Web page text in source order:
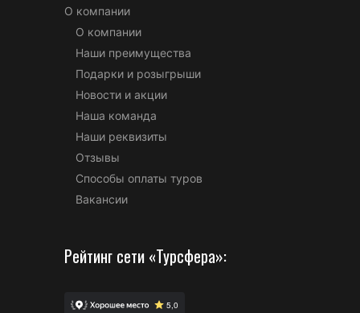
О компании
О компании
Наши преимущества
Подарки и розыгрыши
Новости и акции
Наша команда
Наши реквизиты
Отзывы
Способы оплаты туров
Вакансии
Рейтинг сети «Турсфера»: